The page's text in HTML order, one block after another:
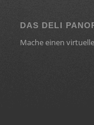
DAS DELI
Mache einen